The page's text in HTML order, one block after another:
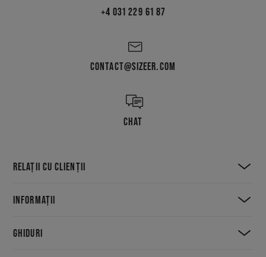
+4 031 229 61 87
CONTACT@SIZEER.COM
CHAT
RELAȚII CU CLIENȚII
INFORMAȚII
GHIDURI